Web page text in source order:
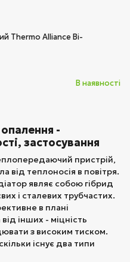
Thermo Alliance Bi-
В наявності
-
застосування
пристрій,
від теплоносія в повітря.
являє собою гібрид
і сталевих трубчастих.
в плані
інших - міцність
з високим тиском.
існує два типи